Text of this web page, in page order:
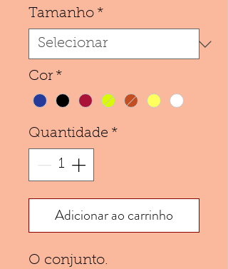
Tamanho *
Cor *
Quantidade *
Adicionar ao carrinho
O conjunto.